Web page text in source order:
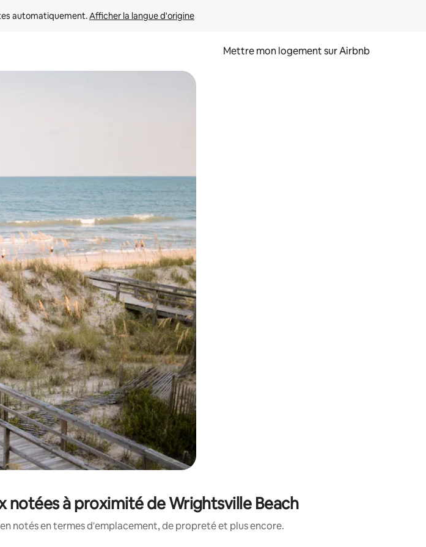
automatiquement. Afficher la langue d'origine
Mettre mon logement sur Airbnb
parcourir ou en appuyant et en faisant glisser.
notées à proximité de Wrightsville Beach
notés en termes d'emplacement, de propreté et plus encore.